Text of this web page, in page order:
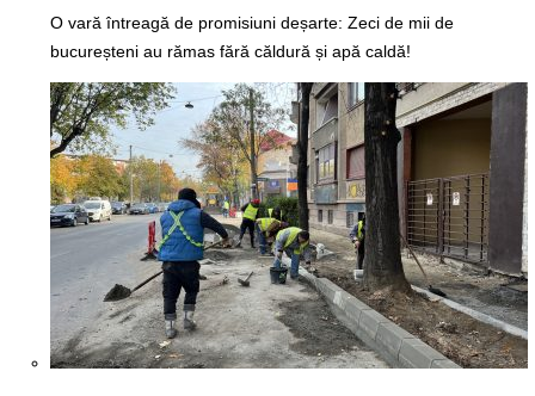
O vară întreagă de promisiuni deșarte: Zeci de mii de
bucureșteni au rămas fără căldură și apă caldă!